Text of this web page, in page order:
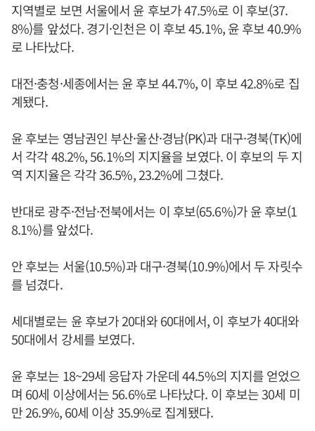
지역별로 보면 서울에서 윤 후보가 47.5%로 이 후보(37.
8%)를 앞섰다. 경기·인천은 이 후보 45.1%, 윤 후보 40.9%
로 나타났다.
대전·충청·세종에서는 윤 후보 44.7%, 이 후보 42.8%로 집
계됐다.
윤 후보는 영남권인 부산·울산·경남(PK)과 대구·경북(TK)에
서 각각 48.2%, 56.1%의 지지율을 보였다. 이 후보의 두 지
역 지지율은 각각 36.5%, 23.2%에 그쳤다.
반대로 광주·전남·전북에서는 이 후보(65.6%)가 윤 후보(1
8.1%)를 앞섰다.
안 후보는 서울(10.5%)과 대구·경북(10.9%)에서 두 자릿수
를 넘겼다.
세대별로는 윤 후보가 20대와 60대에서, 이 후보가 40대와
50대에서 강세를 보였다.
윤 후보는 18~29세 응답자 가운데 44.5%의 지지를 얻었으
며 60세 이상에서는 56.6%로 나타났다. 이 후보는 30세 미
만 26.9%, 60세 이상 35.9%로 집계됐다.